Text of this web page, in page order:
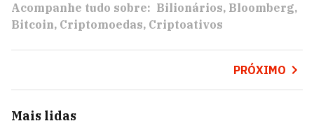
Acompanhe tudo sobre: Bilionários Bloomberg
Bitcoin Criptomoedas Criptoativos
PRÓXIMO
Mais lidas